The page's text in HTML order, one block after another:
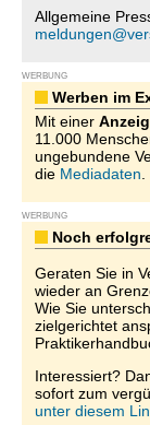
Allgemeine
WERBUNG
Werben im
Mit einer
11.000
ungebundene
die Mediadaten
WERBUNG
Noch
Geraten Sie in
wieder an
Wie Sie
zielgerichtet
Interessiert?
sofort zum
unter diesem